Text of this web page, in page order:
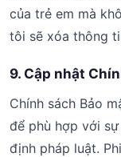
của trẻ em mà
tôi sẽ xóa thông
9. Cập nhật
Chính sách Bảo
để phù hợp với
định pháp luật.